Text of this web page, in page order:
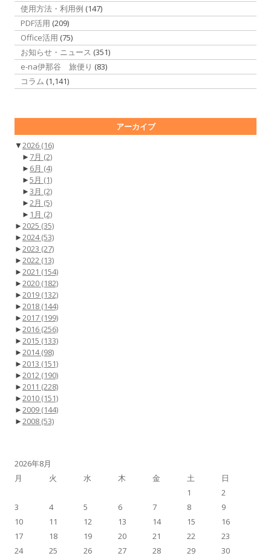
使用方法・利用例 (147)
PDF活用 (209)
Office活用 (75)
お知らせ・ニュース (351)
e-na伊那谷 旅便り (83)
コラム (1,141)
アーカイブ
▼2026 (16)
► 7月 (2)
► 6月 (4)
►5月 (1)
►3月 (2)
►2月 (5)
► 1月 (2)
►2025 (35)
►2024(53)
►2023 (27)
►2022 (13)
►2021 (154)
►2020 (182)
►2019 (132)
►2018 (144)
►2017 (199)
►2016 (256)
►2015 (133)
►2014(98)
►2013 (151)
►2012 (190)
►2011 (228)
►2010 (151)
►2009 (144)
►2008 (53)
2026年8月
月
火 水 木 金 土
日
1
2
3
4 5 6 7 8
9
10
11 12 13 14 15
16
17
18 19 20 21 22
23
24
25 26 27 28 29 30